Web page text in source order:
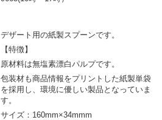
デザート用の紙製スプーンです。
【特徴】
原材料は無塩素漂白パルプです。
包装材も商品情報をプリントした紙製単袋
を採用し、環境に優しい製品となっていま
す。
サイズ：160mm×34mmm